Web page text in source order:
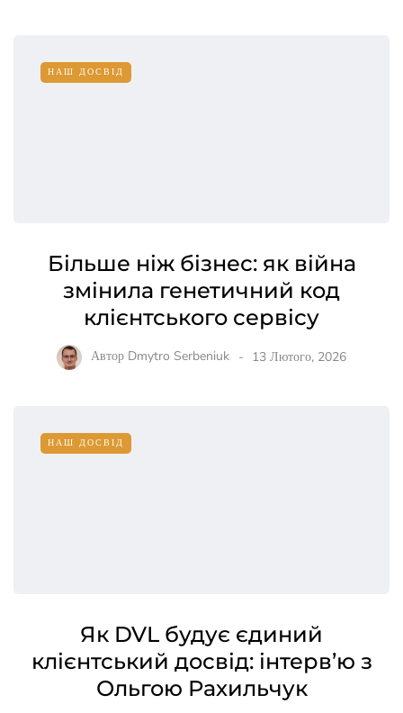
НАШ ДОСВІД
Більше ніж бізнес: як війна
змінила генетичний код
клієнтського сервісу
Автор Dmytro Serbeniuk 13 Лютого, 2026
НАШ ДОСВІД
Як DVL будує єдиний
клієнтський досвід: інтерв’ю з
Ольгою Рахильчук